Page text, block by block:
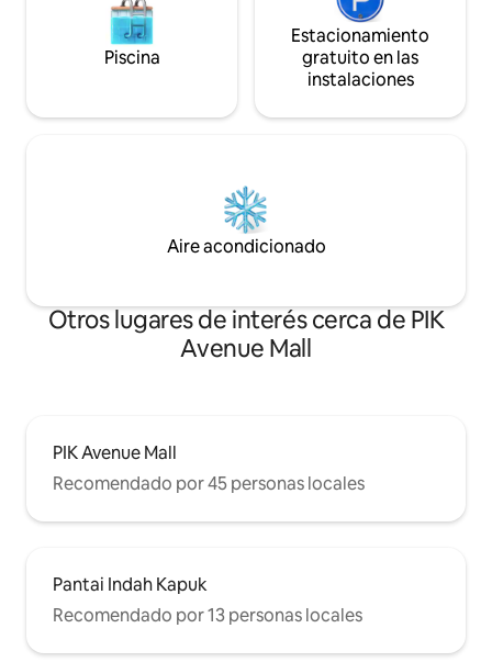
Piscina
Estacionamiento
gratuito en las
instalaciones
Aire acondicionado
Otros lugares de interés cerca de PIK
Avenue Mall
PIK Avenue Mall
Recomendado por 45 personas locales
Pantai Indah Kapuk
Recomendado por 13 personas locales